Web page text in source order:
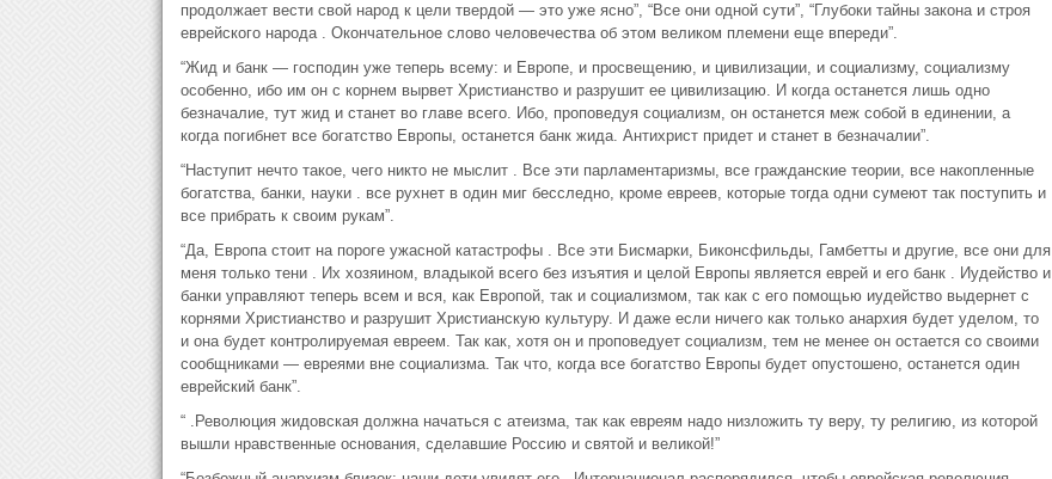
продолжает вести свой народ к цели твердой — это уже ясно”, “Все они одной сути”, “Глубоки тайны закона и строя
еврейского народа . Окончательное слово человечества об этом великом племени еще впереди”.
“Жид и банк — господин уже теперь всему: и Европе, и просвещению, и цивилизации, и социализму, социализму
особенно, ибо им он с корнем вырвет Христианство и разрушит ее цивилизацию. И когда останется лишь одно
безначалие, тут жид и станет во главе всего. Ибо, проповедуя социализм, он останется меж собой в единении, а
когда погибнет все богатство Европы, останется банк жида. Антихрист придет и станет в безначалии”.
“Наступит нечто такое, чего никто не мыслит . Все эти парламентаризмы, все гражданские теории, все накопленные
богатства, банки, науки . все рухнет в один миг бесследно, кроме евреев, которые тогда одни сумеют так поступить и
все прибрать к своим рукам”.
“Да, Европа стоит на пороге ужасной катастрофы . Все эти Бисмарки, Биконсфильды, Гамбетты и другие, все они для
меня только тени . Их хозяином, владыкой всего без изъятия и целой Европы является еврей и его банк . Иудейство и
банки управляют теперь всем и вся, как Европой, так и социализмом, так как с его помощью иудейство выдернет с
корнями Христианство и разрушит Христианскую культуру. И даже если ничего как только анархия будет уделом, то
и она будет контролируемая евреем. Так как, хотя он и проповедует социализм, тем не менее он остается со своими
сообщниками — евреями вне социализма. Так что, когда все богатство Европы будет опустошено, останется один
еврейский банк”.
“ .Революция жидовская должна начаться с атеизма, так как евреям надо низложить ту веру, ту религию, из которой
вышли нравственные основания, сделавшие Россию и святой и великой!”